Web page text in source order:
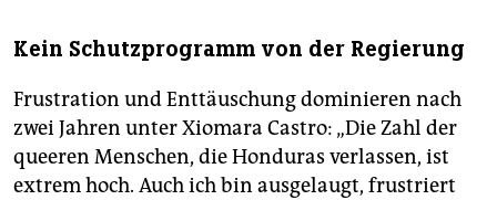
Kein Schutzprogramm von der Regierung
Frustration und Enttäuschung dominieren nach
zwei Jahren unter Xiomara Castro: „Die Zahl der
queeren Menschen, die Honduras verlassen, ist
extrem hoch. Auch ich bin ausgelaugt, frustriert